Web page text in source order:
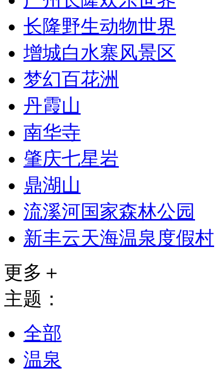
长隆野生动物世界
增城白水寨风景区
梦幻百花洲
丹霞山
南华寺
肇庆七星岩
鼎湖山
流溪河国家森林公园
新丰云天海温泉度假村
更多＋
主题：
全部
温泉